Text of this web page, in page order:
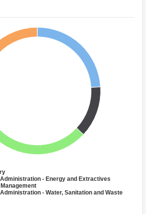
Administration - Energy and Extractives
- Water, Sanitation and Waste